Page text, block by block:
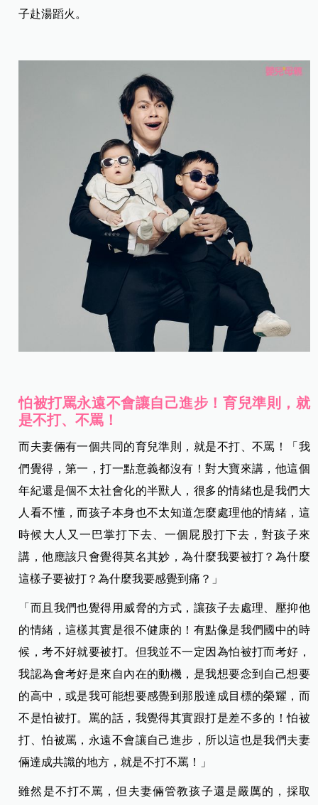
子赴湯蹈火。
怕被打罵永遠不會讓自己進步！育兒準則，就
是不打、不罵！
而夫妻倆有一個共同的育兒準則，就是不打、不罵！「我
們覺得，第一，打一點意義都沒有！對大寶來講，他這個
年紀還是個不太社會化的半獸人，很多的情緒也是我們大
人看不懂，而孩子本身也不太知道怎麼處理他的情緒，這
時候大人又一巴掌打下去、一個屁股打下去，對孩子來
講，他應該只會覺得莫名其妙，為什麼我要被打？為什麼
這樣子要被打？為什麼我要感覺到痛？」
「而且我們也覺得用威脅的方式，讓孩子去處理、壓抑他
的情緒，這樣其實是很不健康的！有點像是我們國中的時
候，考不好就要被打。但我並不一定因為怕被打而考好，
我認為會考好是來自內在的動機，是我想要念到自己想要
的高中，或是我可能想要感覺到那股達成目標的榮耀，而
不是怕被打。罵的話，我覺得其實跟打是差不多的！怕被
打、怕被罵，永遠不會讓自己進步，所以這也是我們夫妻
倆達成共識的地方，就是不打不罵！」
雖然是不打不罵，但夫妻倆管教孩子還是嚴厲的，採取